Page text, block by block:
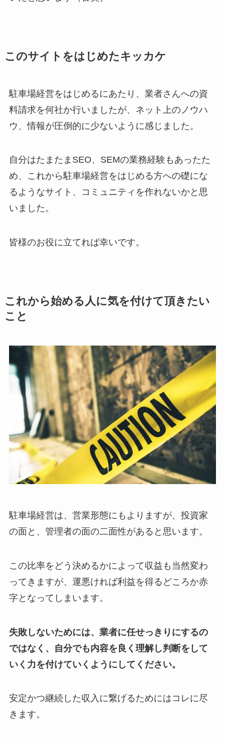
このサイトをはじめたキッカケ
駐車場経営をはじめるにあたり、業者さんへの資
料請求を何社か行いましたが、ネット上のノウハ
ウ、情報が圧倒的に少ないように感じました。
自分はたまたまSEO、SEMの業務経験もあったた
め、これから駐車場経営をはじめる方への礎にな
るようなサイト、コミュニティを作れないかと思
いました。
皆様のお役に立てれば幸いです。
これから始める人に気を付けて頂きたい
こと
駐車場経営は、営業形態にもよりますが、投資家
の面と、管理者の面の二面性があると思います。
この比率をどう決めるかによって収益も当然変わ
ってきますが、運悪ければ利益を得るどころか赤
字となってしまいます。
失敗しないためには、業者に任せっきりにするの
ではなく、自分でも内容を良く理解し判断をして
いく力を付けていくようにしてください。
安定かつ継続した収入に繋げるためにはコレに尽
きます。